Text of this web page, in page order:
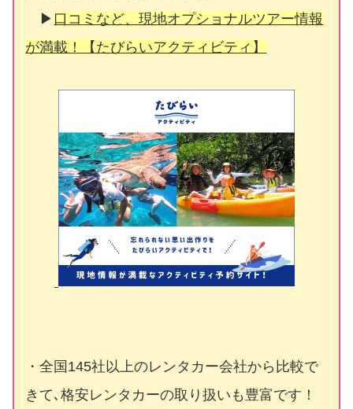
▶ 口コミなど、現地オプショナルツアー情報
が満載！【たびらいアクティビティ】
・全国145社以上のレンタカー会社から比較で
きて､格安レンタカーの取り扱いも豊富です！